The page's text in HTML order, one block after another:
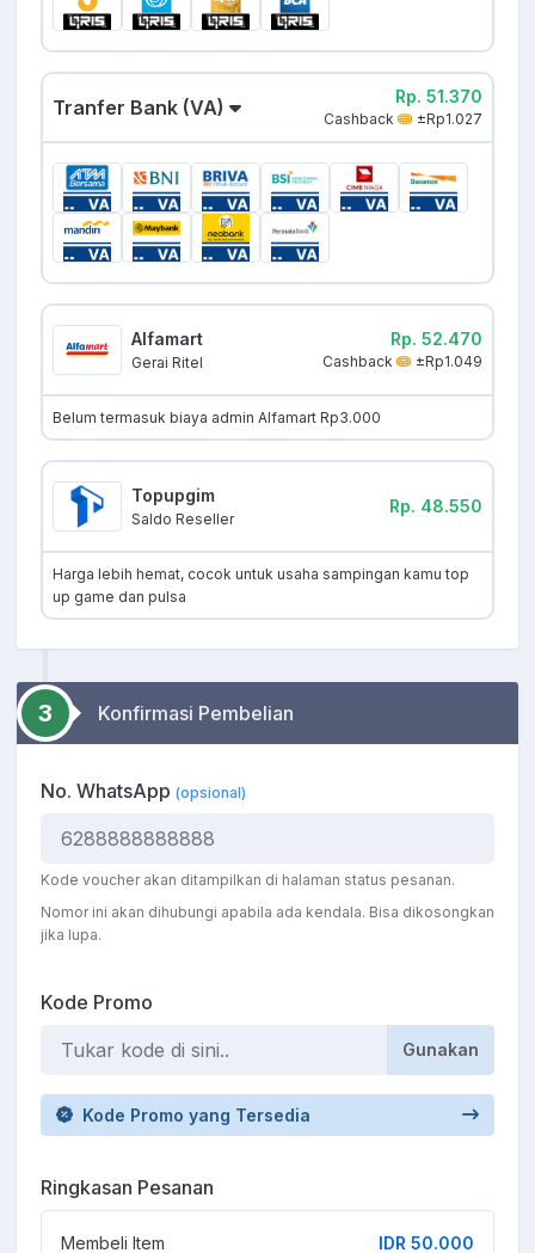
Tranfer Bank (VA) Rp. 51.370
Cashback ±Rp1.027
Alfamart
Gerai Ritel
Rp. 52.470
Cashback ±Rp1.049
Belum termasuk biaya admin Alfamart Rp3.000
Topupgim
Saldo Reseller
Rp. 48.550
Harga lebih hemat, cocok untuk usaha sampingan kamu top
up game dan pulsa
3 Konfirmasi Pembelian
No. WhatsApp (opsional)
Kode voucher akan ditampilkan di halaman status pesanan.
Nomor ini akan dihubungi apabila ada kendala. Bisa dikosongkan
jika lupa.
Kode Promo
Gunakan
Kode Promo yang Tersedia
Ringkasan Pesanan
Membeli Item IDR 50.000